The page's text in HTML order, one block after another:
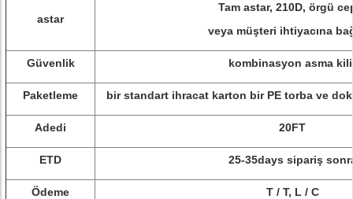
astar
Tam astar, 210D, örgü
veya müşteri ihtiyacına
Güvenlik kombinasyon asma
Paketleme bir standart ihracat karton bir PE torba ve
Adedi 20FT
ETD 25-35days sipariş
Ödeme T / T, L / C